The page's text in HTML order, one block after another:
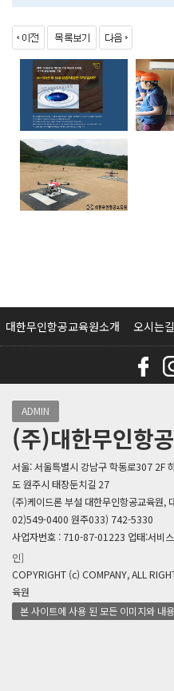
대한무인항공교육원소개 오시는길
ADMIN
(주)대한무인항
서울: 서울특별시 강남구 학동로307 2F
도 원주시 태장둔치길 27
(주)케이드론 부설 대한무인항공교육원
02)549-0400 원주033) 742-5330
사업자번호 : 710-87-01223 업태:서비
인]
COPYRIGHT (c) COMPANY, ALL
육원
본 사이트에 사용 된 모든 이미지와 내